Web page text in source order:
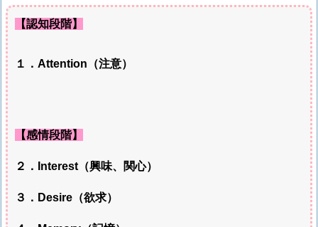
【認知段階】
１．Attention（注意）
【感情段階】
２．Interest（興味、関心）
３．Desire（欲求）